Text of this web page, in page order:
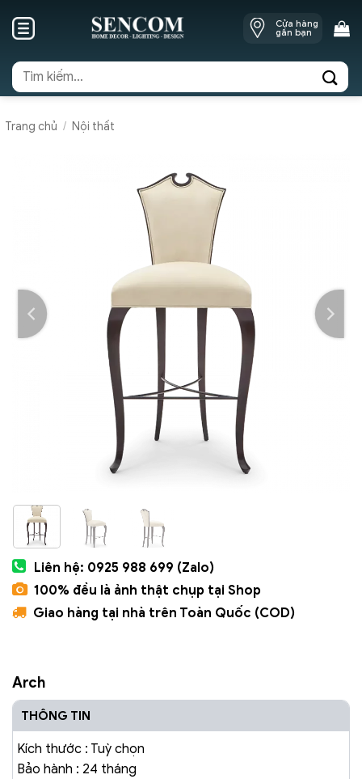
Cửa hàng
gần bạn
Tìm
kiếm:
Trang chủ / Nội thất
Liên hệ: 0925 988 699 (Zalo)
100% đều là ảnh thật chụp tại Shop
Giao hàng tại nhà trên Toàn Quốc (COD)
Arch
THÔNG TIN
Kích thước : Tuỳ chọn
Bảo hành : 24 tháng